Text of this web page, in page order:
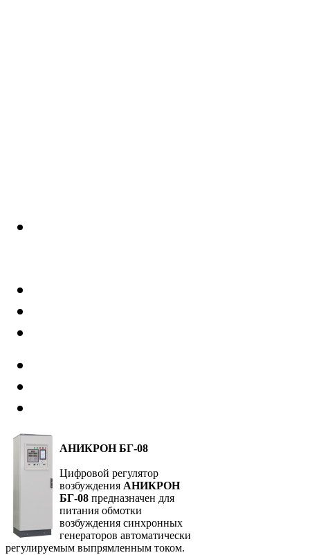
АНИКРОН БГ-08
Цифровой регулятор
возбуждения АНИКРОН
БГ-08 предназначен для
питания обмотки
возбуждения синхронных
генераторов автоматически
регулируемым выпрямленным током.